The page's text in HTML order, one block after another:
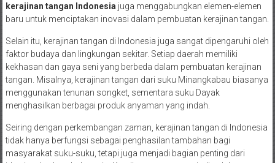
kerajinan tangan Indonesia juga menggabungkan elemen-elemen
baru untuk menciptakan inovasi dalam pembuatan kerajinan tangan.
Selain itu, kerajinan tangan di Indonesia juga sangat dipengaruhi oleh
faktor budaya dan lingkungan sekitar. Setiap daerah memiliki
kekhasan dan gaya seni yang berbeda dalam pembuatan kerajinan
tangan. Misalnya, kerajinan tangan dari suku Minangkabau biasanya
menggunakan tenunan songket, sementara suku Dayak
menghasilkan berbagai produk anyaman yang indah.
Seiring dengan perkembangan zaman, kerajinan tangan di Indonesia
tidak hanya berfungsi sebagai penghasilan tambahan bagi
masyarakat suku-suku, tetapi juga menjadi bagian penting dari